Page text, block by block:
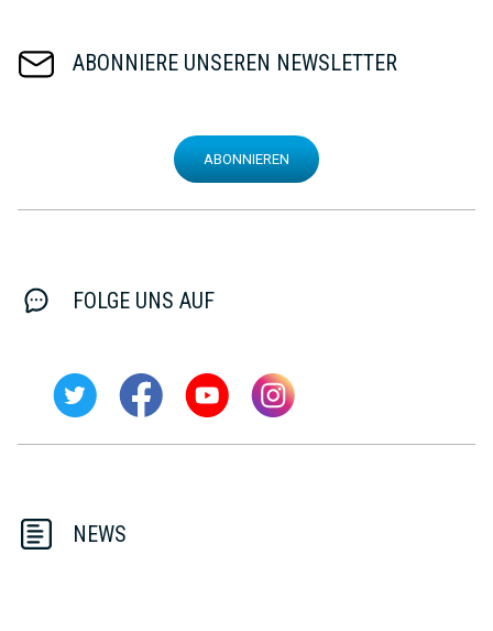
ABONNIERE UNSEREN NEWSLETTER
ABONNIEREN
FOLGE UNS AUF
NEWS